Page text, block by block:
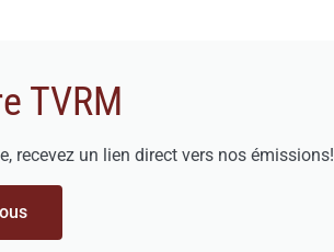
TVRM
recevez un lien direct vers nos émissions!